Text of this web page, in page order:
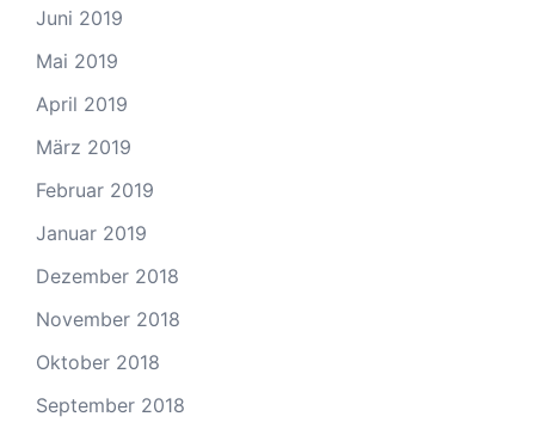
Juni 2019
Mai 2019
April 2019
März 2019
Februar 2019
Januar 2019
Dezember 2018
November 2018
Oktober 2018
September 2018